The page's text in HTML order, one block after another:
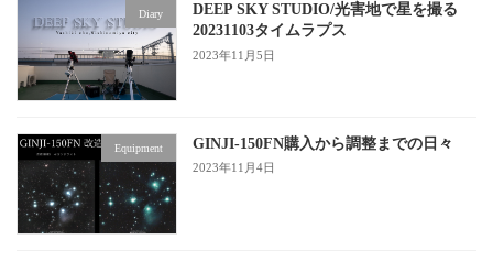
Diary
DEEP SKY STUDIO/光害地で星を撮る
20231103タイムラプス
2023年11月5日
Equipment GINJI-150FN購入から調整までの日々
2023年11月4日